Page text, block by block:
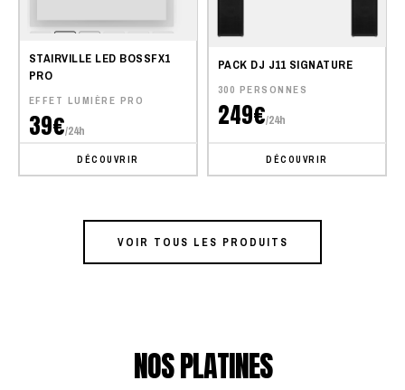
STAIRVILLE LED BOSSFX1
PRO
EFFET LUMIÈRE PRO
39€/24h
DÉCOUVRIR
PACK DJ J11 SIGNATURE
300 PERSONNES
249€/24h
DÉCOUVRIR
VOIR TOUS LES PRODUITS
NOS PLATINES